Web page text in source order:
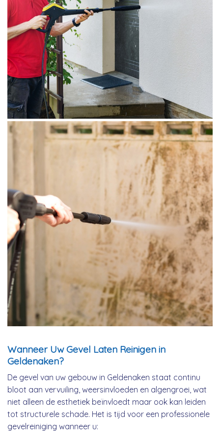
Wanneer Uw Gevel Laten Reinigen in
Geldenaken?
De gevel van uw gebouw in Geldenaken staat continu
bloot aan vervuiling, weersinvloeden en algengroei, wat
niet alleen de esthetiek beïnvloedt maar ook kan leiden
tot structurele schade. Het is tijd voor een professionele
gevelreiniging wanneer u: